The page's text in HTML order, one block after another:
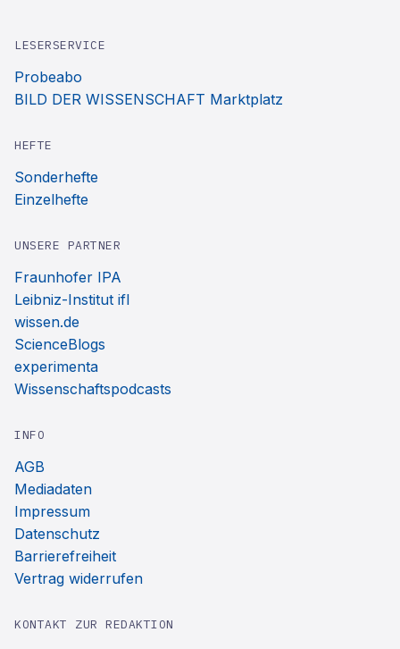
LESERSERVICE
Probeabo
BILD DER WISSENSCHAFT Marktplatz
HEFTE
Sonderhefte
Einzelhefte
UNSERE PARTNER
Fraunhofer IPA
Leibniz-Institut ifl
wissen.de
ScienceBlogs
experimenta
Wissenschaftspodcasts
INFO
AGB
Mediadaten
Impressum
Datenschutz
Barrierefreiheit
Vertrag widerrufen
KONTAKT ZUR REDAKTION